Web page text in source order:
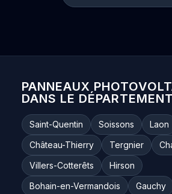
PANNEAUX
DANS LE DÉPARTEMENT
Saint-Quentin Soissons
Laon
Château-Thierry
Tergnier
Villers-Cotterêts
Hirson
Bohain-en-Vermandois
Gauchy